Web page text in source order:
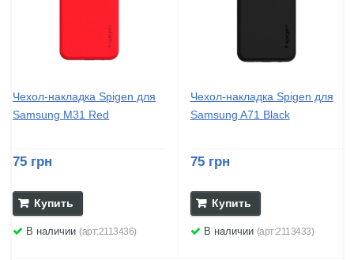
Чехол-накладка Spigen для
Samsung M31 Red
75 грн
Купить
В наличии (арт:2113436)
Чехол-накладка Spigen для
Samsung A71 Black
75 грн
Купить
В наличии (арт:2113433)